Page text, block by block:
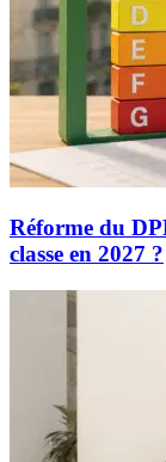
Réforme du
classe en 2027 ?